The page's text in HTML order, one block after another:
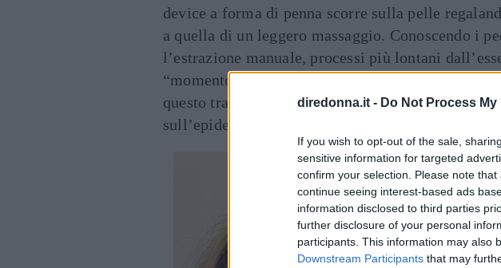
diredonna.it - Do Not Process
If you wish to opt-out of the sale,
sensitive information for targeted
confirm your selection. Please note
continue seeing interest-based ads
information disclosed to third parties
further disclosure of your personal
participants. This information may also
Downstream Participants that may
device a forma di penna scorre sulla pelle
a quella di un leggero massaggio. Conoscendo i
l’estrazione manuale, processi più lontani
“momento di relax”, è ancora più facile capire i
questo trattamento che porta grandi benefici
sull’epidermide con sistemi aggressivi e fastidiosi.